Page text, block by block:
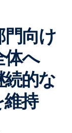
向け
体へ
的な
持